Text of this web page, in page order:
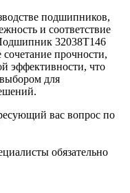
подшипников,
и соответствие
32038T146
прочности,
эффективности, что
для
вас вопрос по
обязательно